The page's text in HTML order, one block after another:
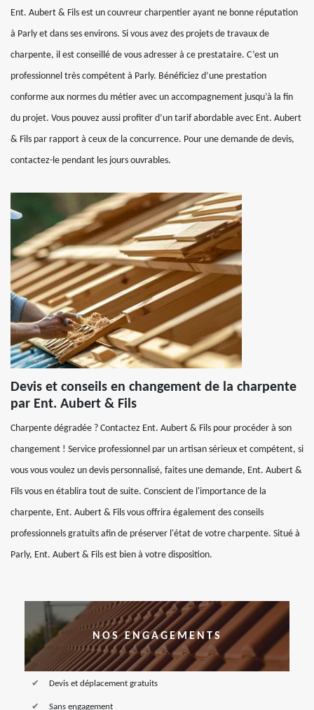
Ent. Aubert & Fils est un couvreur charpentier ayant ne bonne réputation
à Parly et dans ses environs. Si vous avez des projets de travaux de
charpente, il est conseillé de vous adresser à ce prestataire. C’est un
professionnel très compétent à Parly. Bénéficiez d’une prestation
conforme aux normes du métier avec un accompagnement jusqu’à la fin
du projet. Vous pouvez aussi profiter d’un tarif abordable avec Ent. Aubert
& Fils par rapport à ceux de la concurrence. Pour une demande de devis,
contactez-le pendant les jours ouvrables.
Devis et conseils en changement de la charpente
par Ent. Aubert & Fils
Charpente dégradée ? Contactez Ent. Aubert & Fils pour procéder à son
changement ! Service professionnel par un artisan sérieux et compétent, si
vous vous voulez un devis personnalisé, faites une demande, Ent. Aubert &
Fils vous en établira tout de suite. Conscient de l'importance de la
charpente, Ent. Aubert & Fils vous offrira également des conseils
professionnels gratuits afin de préserver l'état de votre charpente. Situé à
Parly, Ent. Aubert & Fils est bien à votre disposition.
NOS ENGAGEMENTS
Devis et déplacement gratuits
Sans engagement